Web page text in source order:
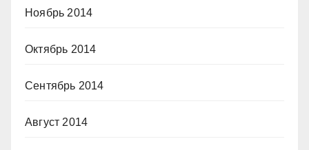
Ноябрь 2014
Октябрь 2014
Сентябрь 2014
Август 2014